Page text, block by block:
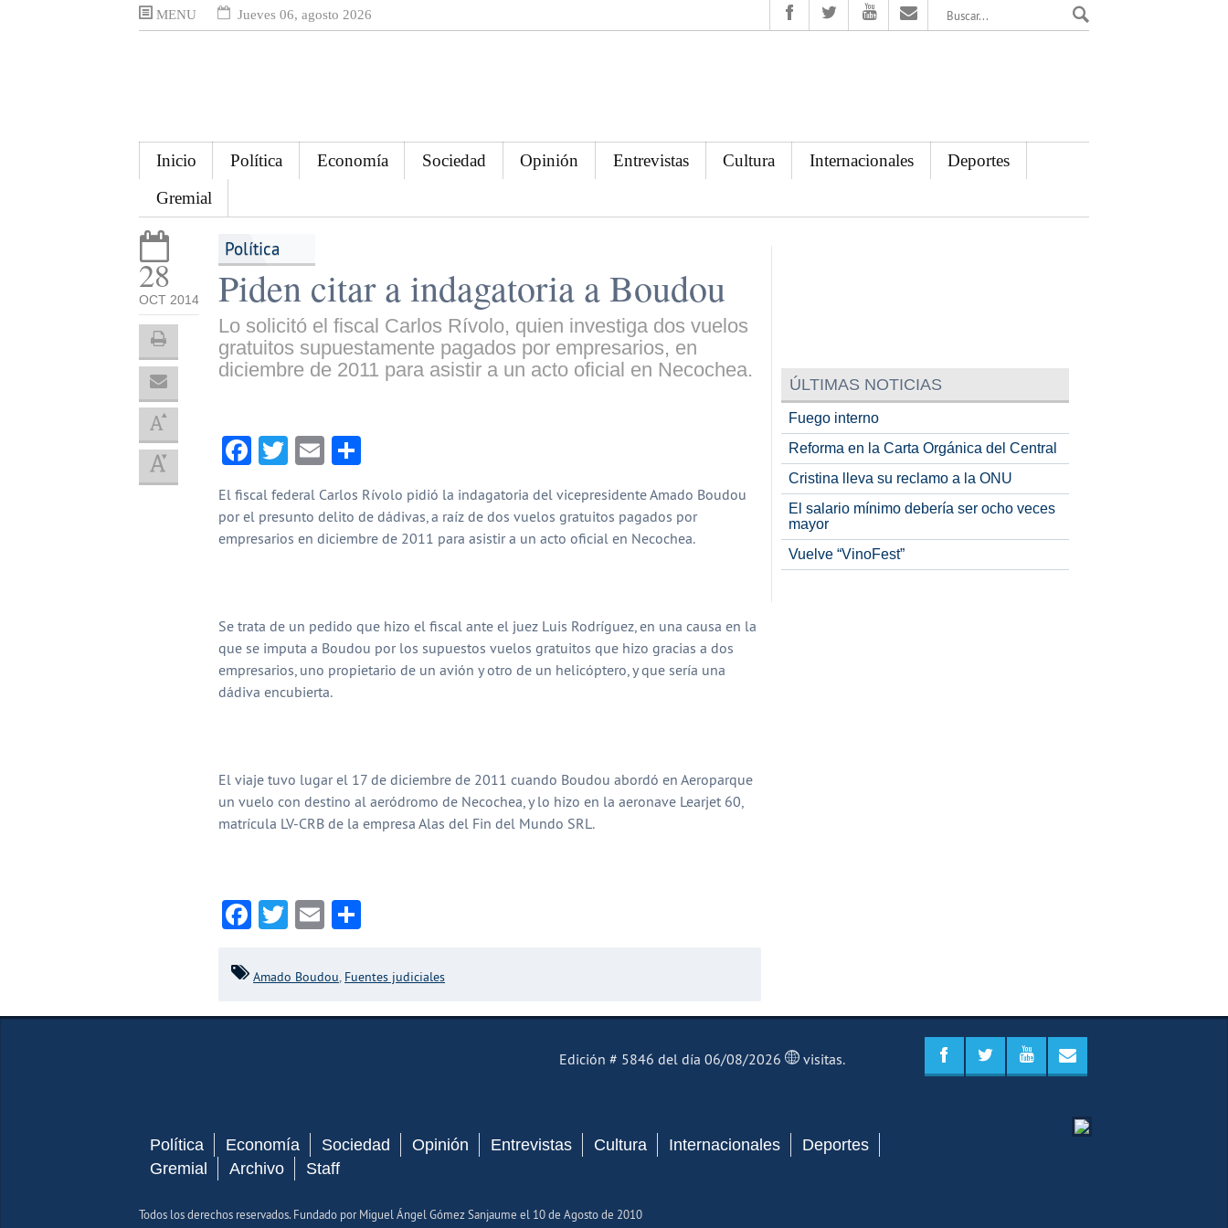
MENU Jueves 06, agosto 2026
Inicio Política Economía Sociedad Opinión Entrevistas Cultura Internacionales
Deportes
Gremial
28
OCT 2014
Política
Piden citar a indagatoria a Boudou
Lo solicitó el fiscal Carlos Rívolo, quien investiga dos vuelos
gratuitos supuestamente pagados por empresarios, en
diciembre de 2011 para asistir a un acto oficial en Necochea.
Facebook
Twitter
EmailCompartir
El fiscal federal Carlos Rívolo pidió la indagatoria del vicepresidente Amado Boudou
por el presunto delito de dádivas, a raíz de dos vuelos gratuitos pagados por
empresarios en diciembre de 2011 para asistir a un acto oficial en Necochea.
Se trata de un pedido que hizo el fiscal ante el juez Luis Rodríguez, en una causa en la
que se imputa a Boudou por los supuestos vuelos gratuitos que hizo gracias a dos
empresarios, uno propietario de un avión y otro de un helicóptero, y que sería una
dádiva encubierta.
El viaje tuvo lugar el 17 de diciembre de 2011 cuando Boudou abordó en Aeroparque
un vuelo con destino al aeródromo de Necochea, y lo hizo en la aeronave Learjet 60,
matrícula LV-CRB de la empresa Alas del Fin del Mundo SRL.
Facebook
Twitter
EmailCompartir
Amado Boudou, Fuentes judiciales
ÚLTIMAS NOTICIAS
Fuego interno
Reforma en la Carta Orgánica del Central
Cristina lleva su reclamo a la ONU
El salario mínimo debería ser ocho veces
mayor
Vuelve “VinoFest”
El Mensajero Diario
Edición # 5846 del día 06/08/2026 visitas.
Política Economía Sociedad Opinión Entrevistas Cultura Internacionales
Deportes
Gremial
Archivo Staff
Todos los derechos reservados. Fundado por Miguel Ángel Gómez Sanjaume el 10 de Agosto de 2010